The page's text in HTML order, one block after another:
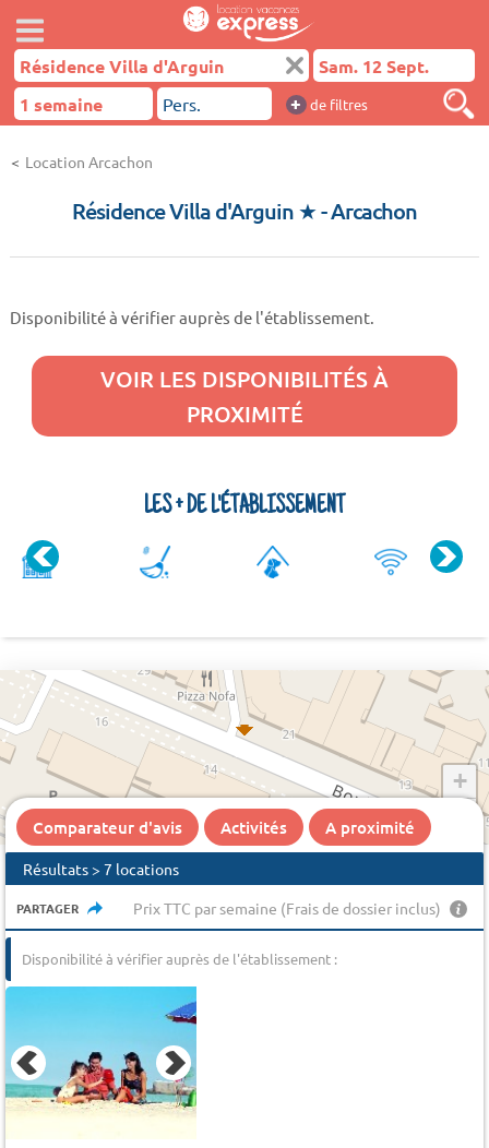
+ de filtres
Location Arcachon
Résidence Villa d'Arguin ★- Arcachon
Disponibilité à vérifier auprès de l'établissement.
VOIR LES DISPONIBILITÉS À
PROXIMITÉ
LES + DE L'ÉTABLISSEMENT
+
Comparateur d'avis Activités A proximité
Résultats > 7 locations
PARTAGER Prix TTC par semaine (Frais de dossier inclus)
Disponibilité à vérifier auprès de l'établissement :